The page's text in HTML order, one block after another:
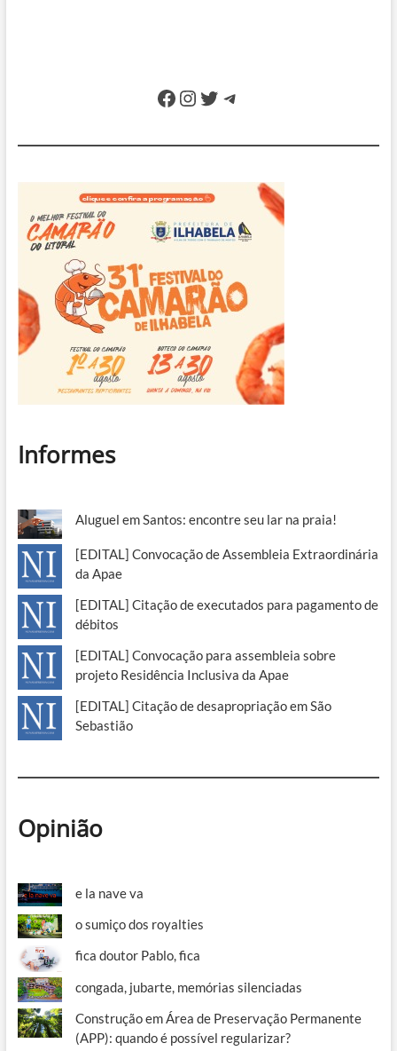
Facebook
Instagram
Twitter
Telegram
Informes
Aluguel em Santos: encontre seu lar na praia!
[EDITAL] Convocação de Assembleia Extraordinária
da Apae
[EDITAL] Citação de executados para pagamento de
débitos
[EDITAL] Convocação para assembleia sobre
projeto Residência Inclusiva da Apae
[EDITAL] Citação de desapropriação em São
Sebastião
Opinião
e la nave va
o sumiço dos royalties
fica doutor Pablo, fica
congada, jubarte, memórias silenciadas
Construção em Área de Preservação Permanente
(APP): quando é possível regularizar?